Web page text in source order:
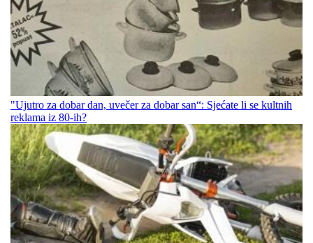
"Ujutro za dobar dan, uvečer za dobar san“: Sjećate li se kultnih
reklama iz 80-ih?